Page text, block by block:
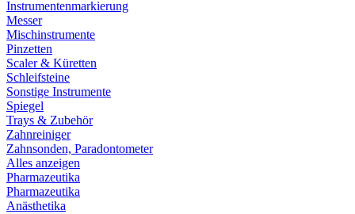
Instrumentenmarkierung
Messer
Mischinstrumente
Pinzetten
Scaler & Küretten
Schleifsteine
Sonstige Instrumente
Spiegel
Trays & Zubehör
Zahnreiniger
Zahnsonden, Paradontometer
Alles anzeigen
Pharmazeutika
Pharmazeutika
Anästhetika